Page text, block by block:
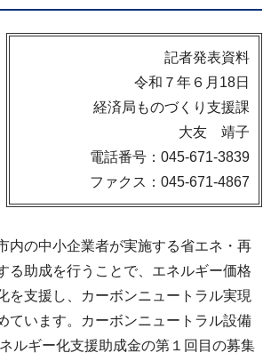
記者発表資料
令和７年６月18日
経済局ものづくり支援課
大友 靖子
電話番号：045-671-3839
ファクス：045-671-4867
内の中小企業者が実施する省エネ・再
る助成を行うことで、エネルギー価格
を支援し、カーボンニュートラル実現
ています。カーボンニュートラル設備
ルギー化支援助成金の第１回目の募集